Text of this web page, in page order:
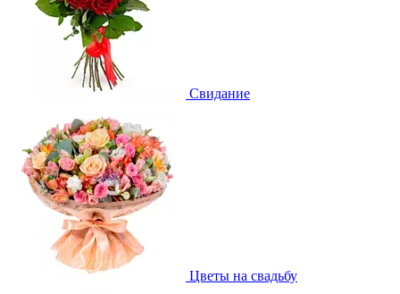
Свидание
Цветы на свадьбу